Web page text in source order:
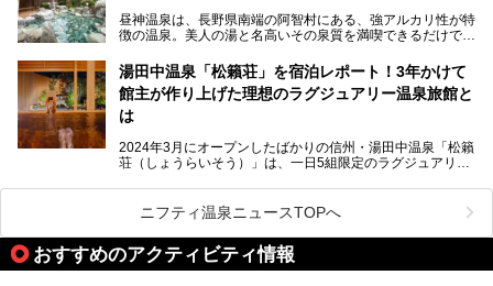
昼神温泉は、長野県南端の阿智村にある、強アルカリ性が特
徴の温泉。美人の湯と名高いその泉質を満喫できるだけでな
昼神温泉では、朝市などの観光スポットや、信州名物のおや
きを楽しめるグルメスポットなど、観光を楽しむにはぴった
りの場所が豊富にあります。
この記事では、昼神温泉での滞在を充実させる宿泊施設や日
帰り温泉、見どころ満載の観光・グルメスポットに加え、ア
クセス方法も順に紹介します。
湯田中温泉「松籟荘」を宿泊レポート！3年かけて
館主が作り上げた理想のラグジュアリー温泉旅館と
は
2024年3月にオープンしたばかりの信州・湯田中温泉「松籟
荘（しょうらいそう）」は、一日5組限定のラグジュアリー
ライベートに楽しめる非日常感が味わえます。また宿泊者は
道向かいの「よろづや」の大浴場「桃山風呂」や共同浴場の
「湯田中大湯」も利用ができます。
極上のお湯に浸り上質なお料理に舌鼓、特別な日に泊まりた
い湯田中温泉「松籟荘」を、実際に宿泊した目線で紹介しま
ニフティ温泉ニュースTOPへ
おすすめのアクティビティ情報